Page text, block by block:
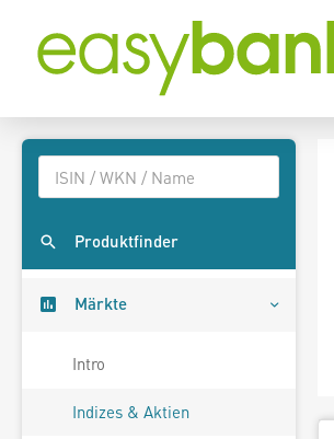
Produktfinder
Märkte
Intro
Indizes & Aktien